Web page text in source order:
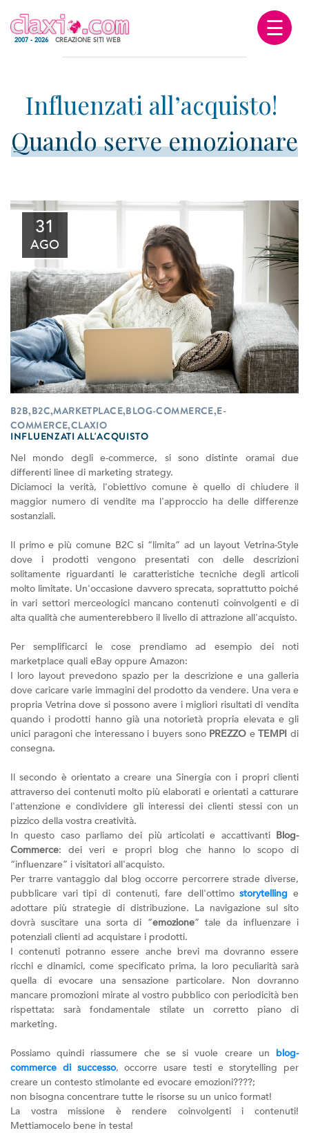
2007 - 2026 CREAZIONE SITI WEB ☰
Quando serve emozionare
31
AGO
B2B,B2C,MARKETPLACE,BLOG-COMMERCE,E-
COMMERCE,CLAXIO
INFLUENZATI ALL'ACQUISTO
Nel mondo degli e-commerce, si sono distinte oramai due
differenti linee di marketing strategy.
Diciamoci la verità, l'obiettivo comune è quello di chiudere il
maggior numero di vendite ma l'approccio ha delle differenze
sostanziali.
Il primo e più comune B2C si “limita” ad un layout Vetrina-Style
dove i prodotti vengono presentati con delle descrizioni
solitamente riguardanti le caratteristiche tecniche degli articoli
molto limitate. Un'occasione davvero sprecata, soprattutto poiché
in vari settori merceologici mancano contenuti coinvolgenti e di
alta qualità che aumenterebbero il livello di attrazione all'acquisto.
Per semplificarci le cose prendiamo ad esempio dei noti
marketplace quali eBay oppure Amazon:
I loro layout prevedono spazio per la descrizione e una galleria
dove caricare varie immagini del prodotto da vendere. Una vera e
propria Vetrina dove si possono avere i migliori risultati di vendita
quando i prodotti hanno già una notorietà propria elevata e gli
unici paragoni che interessano i buyers sono PREZZO eTEMPI di
consegna.
Il secondo è orientato a creare una Sinergia con i propri clienti
attraverso dei contenuti molto più elaborati e orientati a catturare
l'attenzione e condividere gli interessi dei clienti stessi con un
pizzico della vostra creatività.
In questo caso parliamo dei più articolati e accattivanti Blog-
Commerce: dei veri e propri blog che hanno lo scopo di
“influenzare” i visitatori all'acquisto.
Per trarre vantaggio dal blog occorre percorrere strade diverse,
pubblicare vari tipi di contenuti, fare dell'ottimostorytelling e
adottare più strategie di distribuzione. La navigazione sul sito
dovrà suscitare una sorta di “emozione” tale da influenzare i
potenziali clienti ad acquistare i prodotti.
I contenuti potranno essere anche brevi ma dovranno essere
ricchi e dinamici, come specificato prima, la loro peculiarità sarà
quella di evocare una sensazione particolare. Non dovranno
mancare promozioni mirate al vostro pubblico con periodicità ben
rispettata: sarà fondamentale stilate un corretto piano di
marketing.
Possiamo quindi riassumere che se si vuole creare un blog-
commerce di successo, occorre usare testi e storytelling per
creare un contesto stimolante ed evocare emozioni????;
non bisogna concentrare tutte le risorse su un unico format!
La vostra missione è rendere coinvolgenti i contenuti!
Mettiamocelo bene in testa!